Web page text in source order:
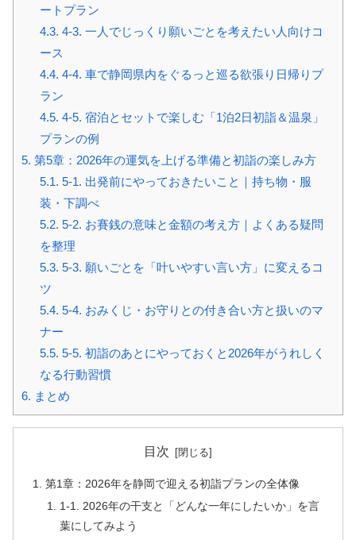
ートプラン
4.3. 4-3. 一人でじっくり願いごとを考えたい人向けコ
ース
4.4. 4-4. 車で静岡県内をぐるっと巡る欲張り日帰りプ
ラン
4.5. 4-5. 宿泊とセットで楽しむ「1泊2日初詣＆温泉」
プランの例
5. 第5章：2026年の運気を上げる準備と初詣の楽しみ方
5.1. 5-1. 出発前にやっておきたいこと｜持ち物・服
装・下調べ
5.2. 5-2. お賽銭の意味と金額の考え方｜よくある疑問
を整理
5.3. 5-3. 願いごとを「叶いやすい言い方」に変えるコ
ツ
5.4. 5-4. おみくじ・お守りとの付き合い方と扱いのマ
ナー
5.5. 5-5. 初詣のあとにやっておくと2026年がうれしく
なる行動習慣
6. まとめ
目次
第1章：2026年を静岡で迎える初詣プランの全体像
1-1. 2026年の干支と「どんな一年にしたいか」を言
葉にしてみよう